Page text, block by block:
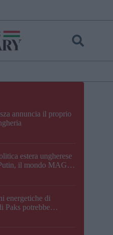
annuncia il proprio
estera ungherese
il mondo MAGA,
energetiche di
Paks potrebbe